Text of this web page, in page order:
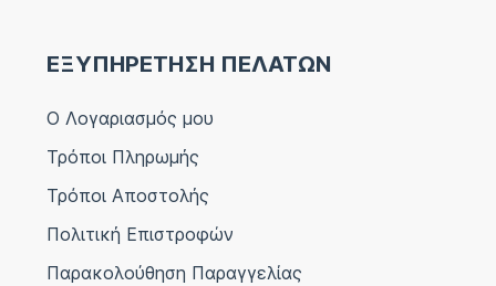
ΕΞΥΠΗΡΕΤΗΣΗ ΠΕΛΑΤΩΝ
Ο Λογαριασμός μου
Τρόποι Πληρωμής
Τρόποι Αποστολής
Πολιτική Επιστροφών
Παρακολούθηση Παραγγελίας